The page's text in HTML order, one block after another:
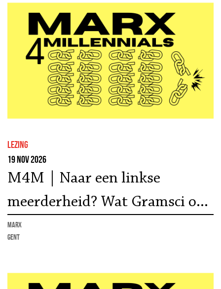
lezing
19 nov 2026
M4M | Naar een linkse
meerderheid? Wat Gramsci ons
kan leren | Lezing Eric Corijn
marx
Gent